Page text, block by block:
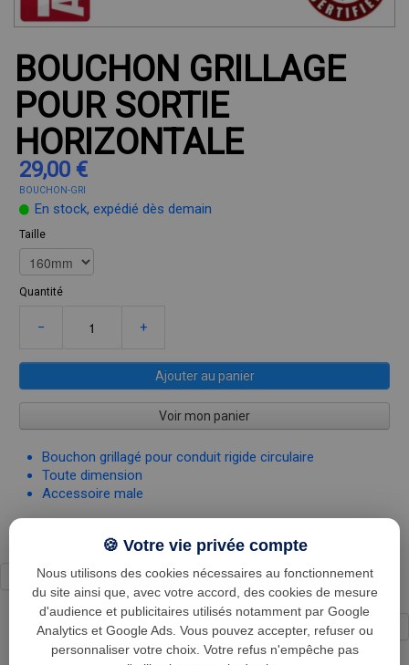
BOUCHON GRILLAGE
POUR SORTIE
HORIZONTALE
29,00 €
BOUCHON-GRI
En stock, expédié dès demain
Taille
Quantité
− +
Ajouter au panier
Voir mon panier
Bouchon grillagé pour conduit rigide circulaire
Toute dimension
Accessoire male
← 1 ... 14 15 16 17 18 ... 24
🍪 Votre vie privée compte
Nous utilisons des cookies nécessaires au fonctionnement
du site ainsi que, avec votre accord, des cookies de mesure
d'audience et publicitaires utilisés notamment par Google
Analytics et Google Ads. Vous pouvez accepter, refuser ou
personnaliser votre choix. Votre refus n'empêche pas